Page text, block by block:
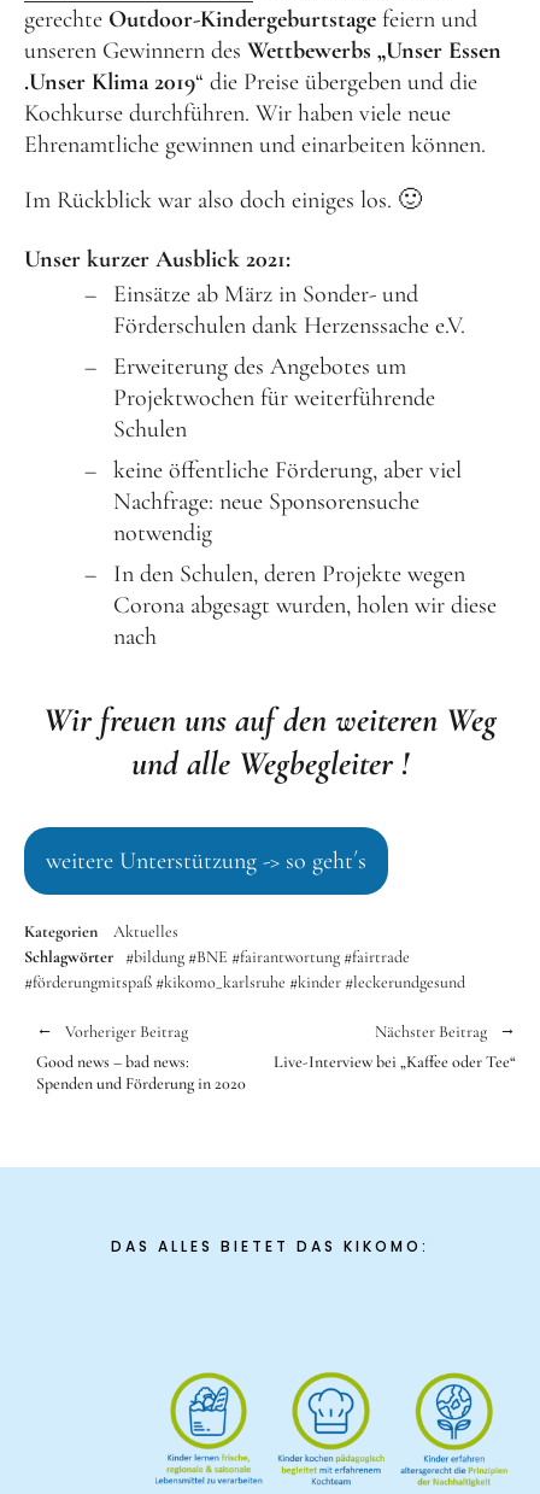
gerechte Outdoor-Kindergeburtstage feiern und
unseren Gewinnern des Wettbewerbs „Unser Essen
.Unser Klima 2019“ die Preise übergeben und die
Kochkurse durchführen. Wir haben viele neue
Ehrenamtliche gewinnen und einarbeiten können.
Im Rückblick war also doch einiges los. 🙂
Unser kurzer Ausblick 2021:
Einsätze ab März in Sonder- und
Förderschulen dank Herzenssache e.V.
Erweiterung des Angebotes um
Projektwochen für weiterführende
Schulen
keine öffentliche Förderung, aber viel
Nachfrage: neue Sponsorensuche
notwendig
In den Schulen, deren Projekte wegen
Corona abgesagt wurden, holen wir diese
nach
Wir freuen uns auf den weiteren Weg
und alle Wegbegleiter !
weitere Unterstützung -> so geht´s
Kategorien
Aktuelles
Schlagwörter
#bildung #BNE #fairantwortung #fairtrade
#förderungmitspaß #kikomo_karlsruhe #kinder #leckerundgesund
Vorheriger Beitrag
Good news – bad news:
Spenden und Förderung in 2020
Nächster Beitrag
Live-Interview bei „Kaffee oder Tee“
DAS ALLES BIETET DAS KIKOMO: